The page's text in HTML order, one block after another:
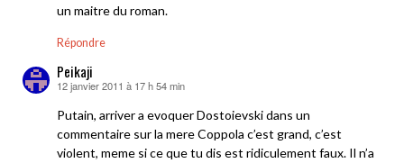
un maitre du roman.
Répondre
Peikaji
dit :
12 janvier 2011 à 17 h 54 min
Putain, arriver a evoquer Dostoievski dans un
commentaire sur la mere Coppola c’est grand, c’est
violent, meme si ce que tu dis est ridiculement faux. Il n’a